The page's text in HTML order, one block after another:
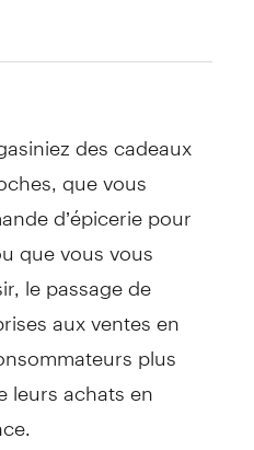
des cadeaux
que vous
d’épicerie pour
que vous vous
le passage de
aux ventes en
plus
leurs achats en